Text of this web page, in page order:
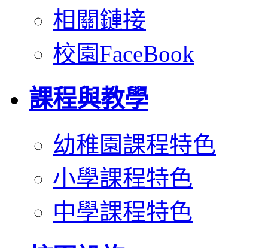
相關鏈接
校園FaceBook
課程與教學
幼稚園課程特色
小學課程特色
中學課程特色